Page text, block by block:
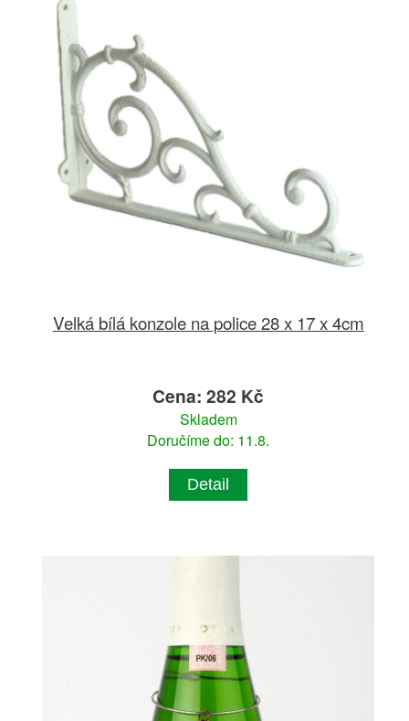
Velká bílá konzole na police 28 x 17 x 4cm
Cena: 282 Kč
Skladem
Doručíme do: 11.8.
Detail